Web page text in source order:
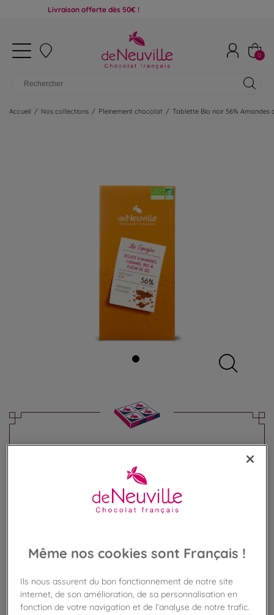
Livraison offerte dès 50€ !
0
Accueil / Nos collections / Pleinement chocolat / Tablette Bio noir 56% Amandes
caramelisées
Chocolat noir bio amandes caramel fleur de sel
5,60 €
AJOUTER AU PANIER
Disponible en boutique !
Vérifier la disponibilité en magasin
Même nos cookies sont Français !
Ils nous assurent du bon fonctionnement de notre site
internet, de son amélioration, de sa personnalisation en
fonction de votre navigation et de l'analyse de notre trafic.